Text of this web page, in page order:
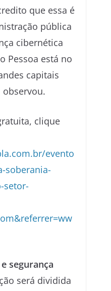
que essa é
pública
cibernética
Pessoa está no
capitais
observou.
clique
evento
soberania-
setor-
segurança
será dividida